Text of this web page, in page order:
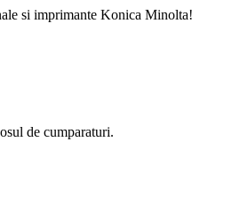
si imprimante Konica Minolta!
de cumparaturi.